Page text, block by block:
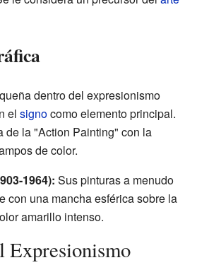
dentro del expresionismo
el signocomo elemento principal.
de la "Action Painting" con la
de color.
1964): Sus pinturas a menudo
con una mancha esférica sobre la
amarillo intenso.
Expresionismo